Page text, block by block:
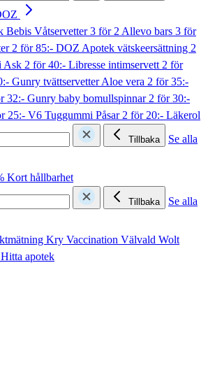
Bebis Våtservetter3 för 2 Allevo bars 3 för
2 för 85:- DOZ Apotek vätskeersättning 2
Ask 2 för 40:- Libresse intimservett2 för
Gunry tvättservetter Aloe vera 2 för 35:-
32:- Gunry baby bomullspinnar2 för 30:-
25:- V6 Tuggummi Påsar2 för 20:- Läkerol
Tillbaka
Se alla
Kort hållbarhet
Tillbaka
Se alla
Kry Vaccination Välvald Wolt
Hitta apotek